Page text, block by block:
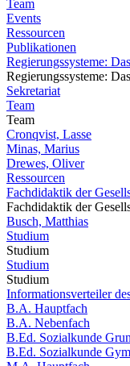
Team
Events
Ressourcen
Publikationen
Regierungssysteme:
Regierungssysteme:
Sekretariat
Team
Team
Cronqvist, Lasse
Minas, Marius
Drewes, Oliver
Ressourcen
Fachdidaktik der
Fachdidaktik der
Busch, Matthias
Studium
Studium
Studium
Studium
Informationsverteiler
B.A. Hauptfach
B.A. Nebenfach
B.Ed. Sozialkunde
B.Ed. Sozialkunde